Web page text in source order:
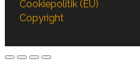
Cookiepolitik (EU)
Copyright